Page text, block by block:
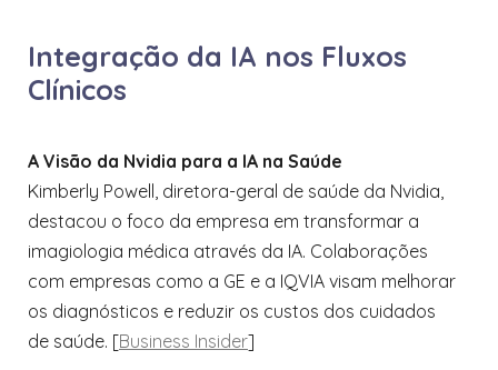
Integração da IA nos Fluxos
Clínicos
A Visão da Nvidia para a IA na Saúde
Kimberly Powell, diretora-geral de saúde da Nvidia,
destacou o foco da empresa em transformar a
imagiologia médica através da IA. Colaborações
com empresas como a GE e a IQVIA visam melhorar
os diagnósticos e reduzir os custos dos cuidados
de saúde. [Business Insider​]